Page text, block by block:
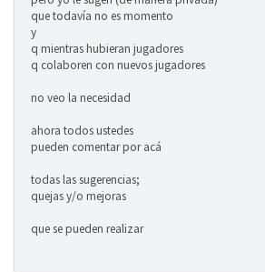
que todavía no es momento
y
q mientras hubieran jugadores
q colaboren con nuevos jugadores
no veo la necesidad
ahora todos ustedes
pueden comentar por acá
todas las sugerencias;
quejas y/o mejoras
que se pueden realizar
❄